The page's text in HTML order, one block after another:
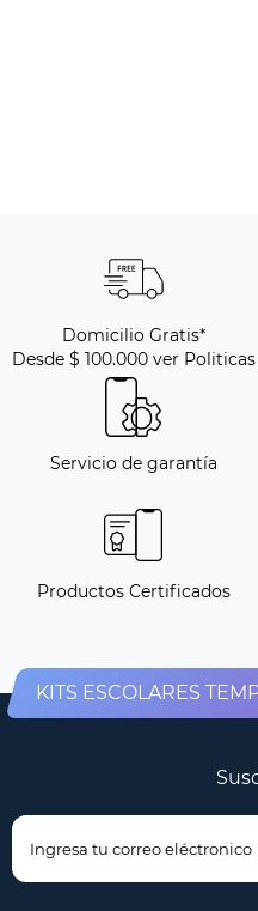
Domicilio Gratis*
Desde $ 100.000 ver Politicas
Servicio de garantía
Productos Certificados
KITS ESCOLARES